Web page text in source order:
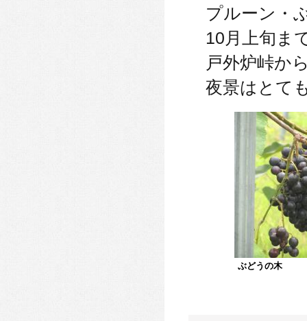
プルーン・
10月上旬ま
戸外炉峠か
夜景はとて
ぶどうの木